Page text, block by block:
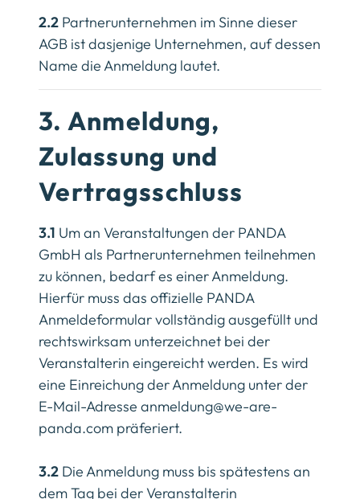
2.2 Partnerunternehmen im Sinne dieser
AGB ist dasjenige Unternehmen, auf dessen
Name die Anmeldung lautet.
3.1 Um an Veranstaltungen der PANDA
GmbH als Partnerunternehmen teilnehmen
zu können, bedarf es einer Anmeldung.
Hierfür muss das offizielle PANDA
Anmeldeformular vollständig ausgefüllt und
rechtswirksam unterzeichnet bei der
Veranstalterin eingereicht werden. Es wird
eine Einreichung der Anmeldung unter der
E-Mail-Adresseanmeldung@we-are-
panda.com präferiert.
3.2 Die Anmeldung muss bis spätestens an
dem Tag bei der Veranstalterin
3. Anmeldung,
Zulassung und
Vertragsschluss